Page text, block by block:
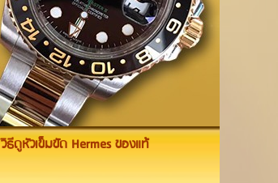
วิธีดูหัวเข็มขัด Hermes ของแท้